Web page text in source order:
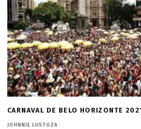
CARNAVAL DE BELO HORIZONTE
JOHNNIE LUSTOZA ·